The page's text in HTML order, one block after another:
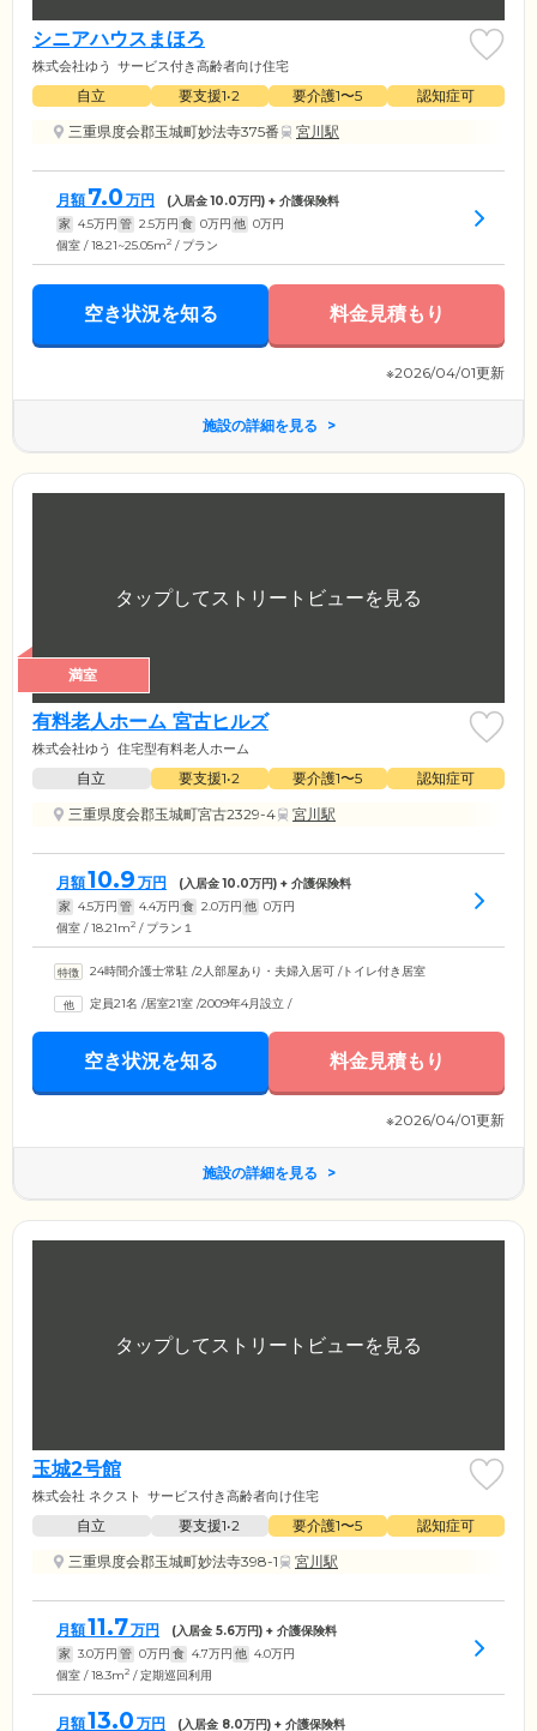
シニアハウスまほろ
株式会社ゆう サービス付き高齢者向け住宅
自立 要支援1•2 要介護1〜5
認知症可
三重県度会郡玉城町妙法寺375番
宮川駅
月額 7.0 万円 (入居金10.0万円) + 介護保険料
家 4.5万円 管 2.5万円 食 0万円 他 0万円
個室 / 18.21~25.05m2 / プラン
空き状況を知る 料金見積もり
※2026/04/01更新
施設の詳細を見る
満室
有料老人ホーム 宮古ヒルズ
株式会社ゆう 住宅型有料老人ホーム
自立 要支援1•2 要介護1〜5
認知症可
三重県度会郡玉城町宮古2329-4
宮川駅
月額10.9 万円 (入居金10.0万円) + 介護保険料
家 4.5万円 管 4.4万円 食 2.0万円 他 0万円
個室 / 18.21m2 / プラン１
24時間介護士常駐 /2人部屋あり・夫婦入居可 /トイレ付き居室
定員21名 /居室21室 /2009年4月設立 /
空き状況を知る 料金見積もり
※2026/04/01更新
施設の詳細を見る
玉城2号館
株式会社 ネクスト サービス付き高齢者向け住宅
自立 要支援1•2 要介護1〜5
認知症可
三重県度会郡玉城町妙法寺398-1
宮川駅
月額11.7万円 (入居金 5.6万円) + 介護保険料
家 3.0万円 管 0万円 食 4.7万円 他 4.0万円
個室 / 18.3m2 / 定期巡回利用
月額13.0 万円 (入居金 8.0万円) + 介護保険料